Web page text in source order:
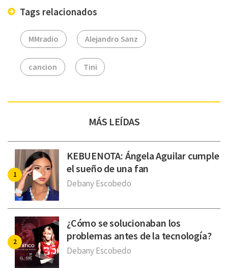
Tags relacionados
MMradio Alejandro Sanz
cancion Tini
MÁS LEÍDAS
KEBUENOTA: Ángela Aguilar cumple
el sueño de una fan
Debany Escobedo
¿Cómo se solucionaban los
problemas antes de la tecnología?
Debany Escobedo